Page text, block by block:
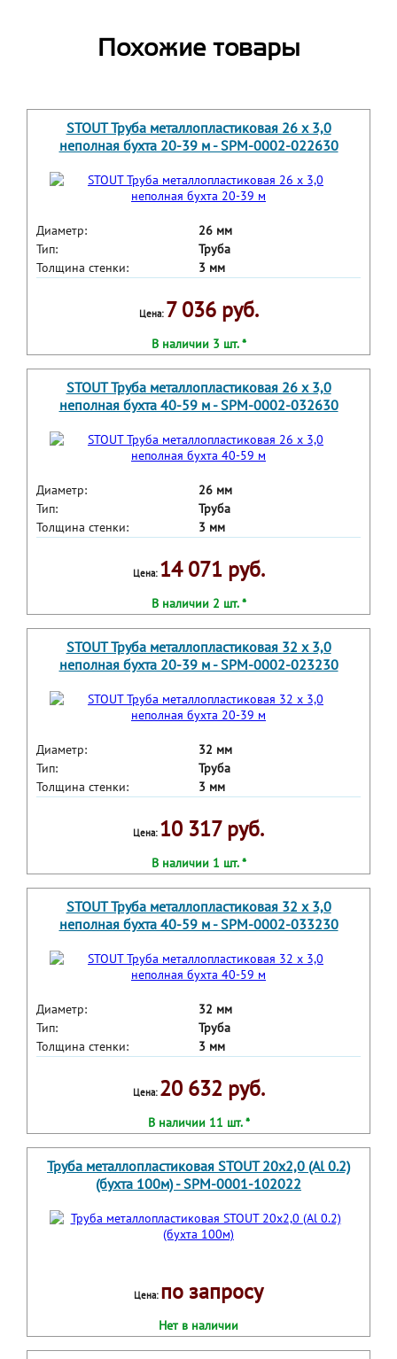
Похожие товары
STOUT Труба металлопластиковая 26 х 3,0
неполная бухта 20-39 м - SPM-0002-022630
Диаметр:
26 мм
Тип:
Труба
Толщина стенки:
3 мм
Цена: 7 036 руб.
В наличии 3 шт. *
STOUT Труба металлопластиковая 26 х 3,0
неполная бухта 40-59 м - SPM-0002-032630
Диаметр:
26 мм
Тип:
Труба
Толщина стенки:
3 мм
Цена: 14 071 руб.
В наличии 2 шт. *
STOUT Труба металлопластиковая 32 х 3,0
неполная бухта 20-39 м - SPM-0002-023230
Диаметр:
32 мм
Тип:
Труба
Толщина стенки:
3 мм
Цена: 10 317 руб.
В наличии 1 шт. *
STOUT Труба металлопластиковая 32 х 3,0
неполная бухта 40-59 м - SPM-0002-033230
Диаметр:
32 мм
Тип:
Труба
Толщина стенки:
3 мм
Цена: 20 632 руб.
В наличии 11 шт. *
Труба металлопластиковая STOUT 20х2,0 (Al 0.2)
(бухта 100м) - SPM-0001-102022
Цена: по запросу
Нет в наличии